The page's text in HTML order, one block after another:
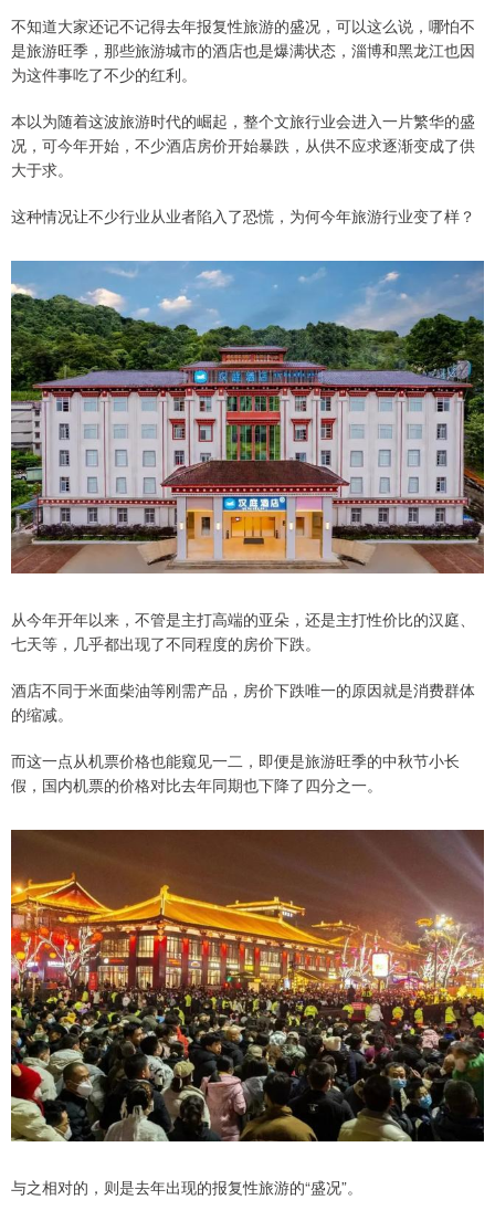
不知道大家还记不记得去年报复性旅游的盛况，可以这么说，哪怕不
是旅游旺季，那些旅游城市的酒店也是爆满状态，淄博和黑龙江也因
为这件事吃了不少的红利。
本以为随着这波旅游时代的崛起，整个文旅行业会进入一片繁华的盛
况，可今年开始，不少酒店房价开始暴跌，从供不应求逐渐变成了供
大于求。
这种情况让不少行业从业者陷入了恐慌，为何今年旅游行业变了样？
从今年开年以来，不管是主打高端的亚朵，还是主打性价比的汉庭、
七天等，几乎都出现了不同程度的房价下跌。
酒店不同于米面柴油等刚需产品，房价下跌唯一的原因就是消费群体
的缩减。
而这一点从机票价格也能窥见一二，即便是旅游旺季的中秋节小长
假，国内机票的价格对比去年同期也下降了四分之一。
与之相对的，则是去年出现的报复性旅游的“盛况”。